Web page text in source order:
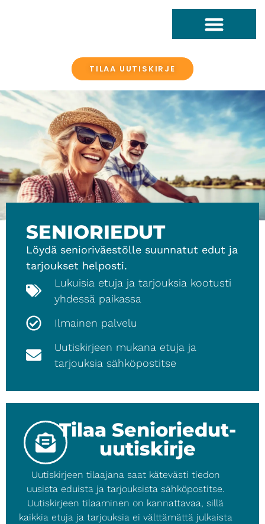
TILAA UUTISKIRJE
SENIORIEDUT
Löydä senioriväestölle suunnatut edut ja
tarjoukset helposti.
Lukuisia etuja ja tarjouksia kootusti
yhdessä paikassa
Ilmainen palvelu
Uutiskirjeen mukana etuja ja
tarjouksia sähköpostitse
Tilaa Senioriedut-
uutiskirje
Uutiskirjeen tilaajana saat kätevästi tiedon
uusista eduista ja tarjouksista sähköpostitse.
Uutiskirjeen tilaaminen on kannattavaa, sillä
kaikkia etuja ja tarjouksia ei välttämättä julkaista